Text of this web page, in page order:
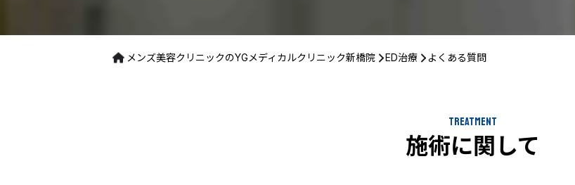
メンズ美容クリニックのYGメディカルクリニック新橋院 ED治療 よくある質問
TREATMENT
施術に関して